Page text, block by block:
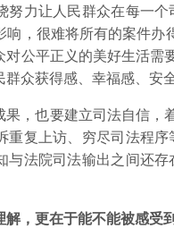
力让人民群众在每一
，很难将所有的案件办
公平正义的美好生活需
众获得感、幸福感、安
，也要建立司法自信，
重复上访、穷尽司法程
与法院司法输出之间还
，更在于能不能被感受